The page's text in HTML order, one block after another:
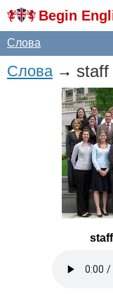
Begin
Слова
Слова→ staff
staff